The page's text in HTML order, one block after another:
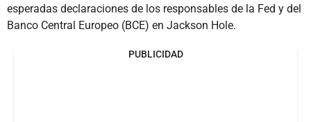
esperadas declaraciones de los responsables de la Fed y del
Banco Central Europeo (BCE) en Jackson Hole.
PUBLICIDAD